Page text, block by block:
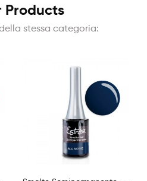
Products
stessa categoria: